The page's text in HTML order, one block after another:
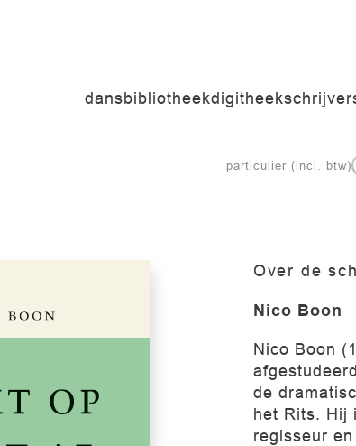
dansbibliotheekdigitheek
particulier (incl. btw)
Over de
Nico Boon
Nico Boon
de
het Rits. Hij
regisseur